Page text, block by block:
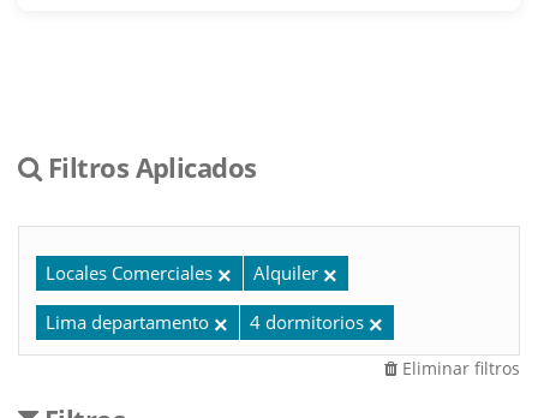
Filtros Aplicados
Locales Comerciales Alquiler
Lima departamento 4 dormitorios
Eliminar filtros